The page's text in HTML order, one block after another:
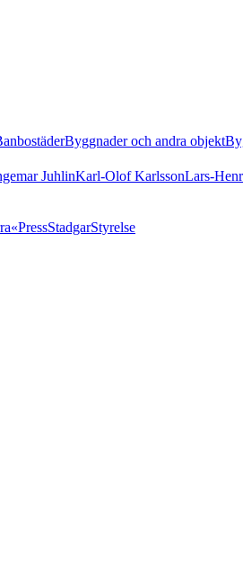
Byggnader och andra objekt
JuhlinKarl-Olof KarlssonLars-
PressStadgarStyrelse